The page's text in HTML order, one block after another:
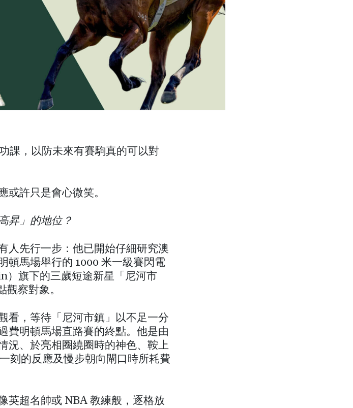
課，以防未來有賽駒真的可以對
或許只是會心微笑。
昇」的地位？
人先行一步：他已開始仔細研究澳
頓馬場舉行的 1000 米一級賽閃電
）旗下的三歲短途新星「尼河市
察對象。
看，等待「尼河市鎮」以不足一分
費明頓馬場直路賽的終點。他是由
況、於亮相圈繞圈時的神色、鞍上
刻的反應及慢步朝向閘口時所耗費
英超名帥或 NBA 教練般，逐格放